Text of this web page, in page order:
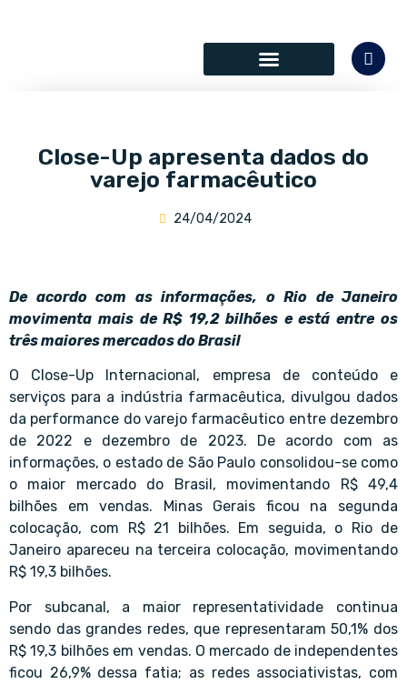
Close-Up apresenta dados do
varejo farmacêutico
24/04/2024
De acordo com as informações, o Rio de Janeiro
movimenta mais de R$ 19,2 bilhões e está entre os
três maiores mercados do Brasil
O Close-Up Internacional, empresa de conteúdo e
serviços para a indústria farmacêutica, divulgou dados
da performance do varejo farmacêutico entre dezembro
de 2022 e dezembro de 2023. De acordo com as
informações, o estado de São Paulo consolidou-se como
o maior mercado do Brasil, movimentando R$ 49,4
bilhões em vendas. Minas Gerais ficou na segunda
colocação, com R$ 21 bilhões. Em seguida, o Rio de
Janeiro apareceu na terceira colocação, movimentando
R$ 19,3 bilhões.
Por subcanal, a maior representatividade continua
sendo das grandes redes, que representaram 50,1% dos
R$ 19,3 bilhões em vendas. O mercado de independentes
ficou 26,9% dessa fatia; as redes associativistas, com